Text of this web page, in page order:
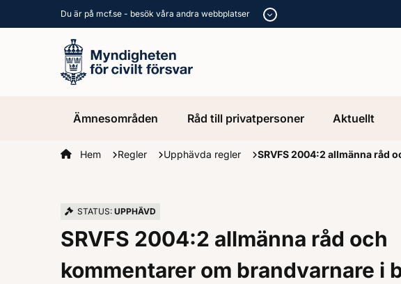
Du är på mcf.se - besök våra andra webbplatser
Ämnesområden Råd till privatpersoner Aktuellt
Startsidan
Hem Regler Upphävda regler SRVFS 2004:2 allmänna råd
STATUS: UPPHÄVD
SRVFS 2004:2 allmänna råd och
kommentarer om brandvarnare i